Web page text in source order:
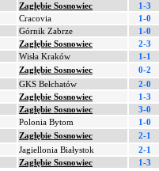
Zagłębie Sosnowiec
1-3
Cracovia
1-0
Górnik Zabrze
1-0
Zagłębie Sosnowiec
2-3
Wisła Kraków
1-1
Zagłębie Sosnowiec
0-2
GKS Bełchatów
2-0
Zagłębie Sosnowiec
1-3
Zagłębie Sosnowiec
3-0
Polonia Bytom
1-0
Zagłębie Sosnowiec
2-1
Jagiellonia Białystok
2-1
Zagłębie Sosnowiec 1-3